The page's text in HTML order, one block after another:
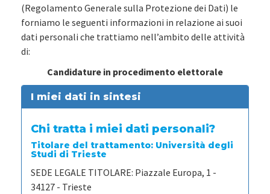
(Regolamento Generale sulla Protezione dei Dati) le
forniamo le seguenti informazioni in relazione ai suoi
dati personali che trattiamo nell’ambito delle attività
di:
Candidature in procedimento elettorale
I miei dati in sintesi
Chi tratta i miei dati personali?
Titolare del trattamento: Università degli
Studi di Trieste
SEDE LEGALE TITOLARE: Piazzale Europa, 1 -
34127 - Trieste